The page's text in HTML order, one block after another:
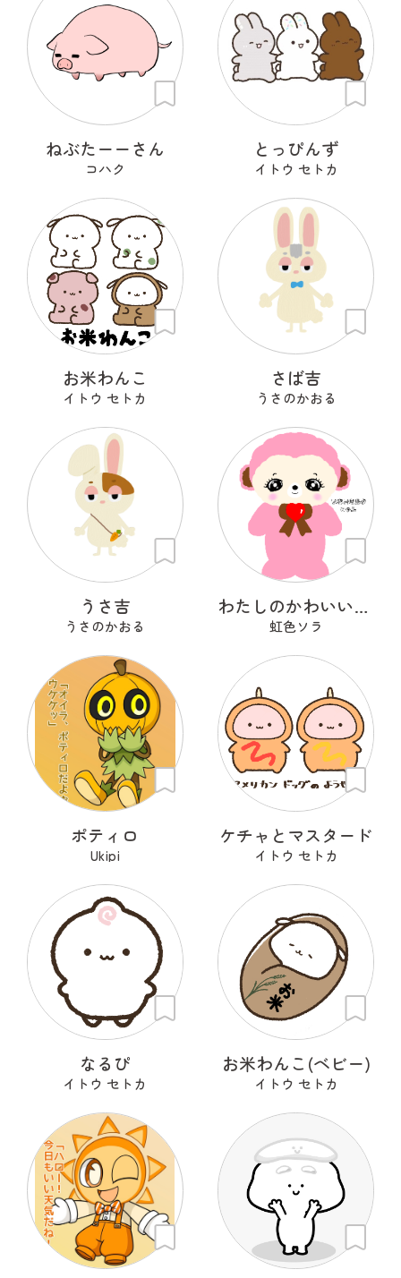
ねぶたーーさん
コハク
とっぴんず
イトウ セトカ
お米わんこ
イトウ セトカ
さば吉
うさのかおる
うさ吉
うさのかおる
わたしのかわいいせかい
虹色ソラ
ポティロ
Ukipi
ケチャとマスタード
イトウ セトカ
なるぴ
イトウ セトカ
お米わんこ(ベビー)
イトウ セトカ